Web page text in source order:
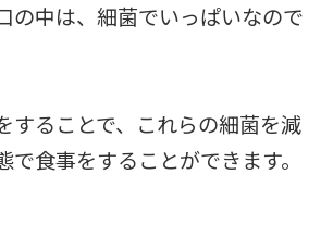
の中は、細菌でいっぱいなので
することで、これらの細菌を減
で食事をすることができます。